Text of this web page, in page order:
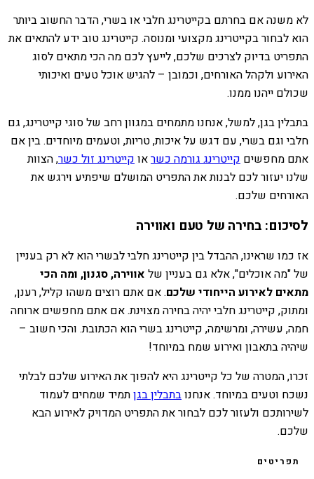
לא משנה אם בחרתם בקייטרינג חלבי או בשרי, הדבר החשוב ביותר
הוא לבחור בקייטרינג מקצועי ומנוסה. קייטרינג טוב ידע להתאים את
התפריט בדיוק לצרכים שלכם, לייעץ לכם מה הכי מתאים לסוג
האירוע ולקהל האורחים, וכמובן – להגיש אוכל טעים ואיכותי
שכולם ייהנו ממנו.
בתבלין בגן, למשל, אנחנו מתמחים במגוון רחב של סוגי קייטרינג, גם
חלבי וגם בשרי, עם דגש על איכות, טריות, וטעמים מיוחדים. בין אם
אתם מחפשים קייטרינג גורמה כשראוקייטרינג זול כשר, הצוות
שלנו יעזור לכם לבנות את התפריט המושלם שיפתיע וירגש את
האורחים שלכם.
לסיכום: בחירה של טעם ואווירה
אז כמו שראינו, ההבדל בין קייטרינג חלבי לבשרי הוא לא רק בעניין
של "מה אוכלים", אלא גם בעניין של אווירה, סגנון, ומה הכי
מתאים לאירוע הייחודי שלכם. אם אתם רוצים משהו קליל, רענן,
ומתוק, קייטרינג חלבי יהיה בחירה מצוינת. אם אתם מחפשים ארוחה
חמה, עשירה, ומרשימה, קייטרינג בשרי הוא הכתובת. והכי חשוב –
שיהיה בתאבון ואירוע שמח במיוחד!
זכרו, המטרה של כל קייטרינג היא להפוך את האירוע שלכם לבלתי
נשכח וטעים במיוחד. אנחנובתבלין בגןתמיד שמחים לעמוד
לשירותכם ולעזור לכם לבחור את התפריט המדויק לאירוע הבא
שלכם.
תפריטים